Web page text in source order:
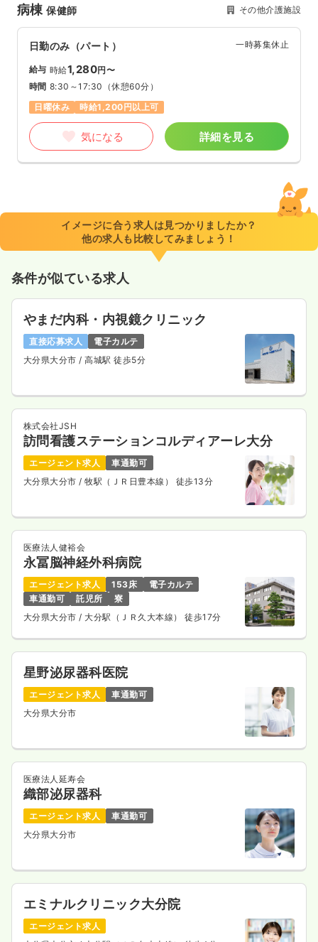
病棟保健師 その他介護施設
日勤のみ（パート） 一時募集休止
給与 時給1,280円〜
時間 8:30～17:30 （休憩60分）
日曜休み
時給1,200円以上可
気になる 詳細を見る
イメージに合う求人は見つかりましたか？
他の求人も比較してみましょう！
条件が似ている求人
やまだ内科・内視鏡クリニック
直接応募求人
電子カルテ
大分県大分市 / 高城駅 徒歩5分
株式会社JSH
訪問看護ステーションコルディアーレ大分
エージェント求人
車通勤可
大分県大分市 / 牧駅（ＪＲ日豊本線） 徒歩13分
医療法人健裕会
永冨脳神経外科病院
エージェント求人 153床
電子カルテ
車通勤可
託児所
寮
大分県大分市/ 大分駅（ＪＲ久大本線） 徒歩17分
星野泌尿器科医院
エージェント求人
車通勤可
大分県大分市
医療法人延寿会
織部泌尿器科
エージェント求人
車通勤可
大分県大分市
エミナルクリニック大分院
エージェント求人